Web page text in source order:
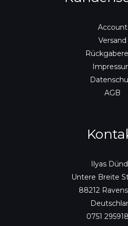
Account
Versand
AGB
Ilyas
Untere Breite
88212
0751